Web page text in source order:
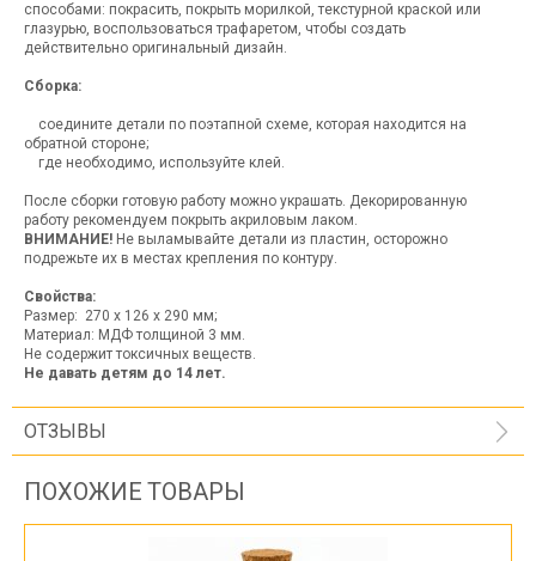
способами: покрасить, покрыть морилкой, текстурной краской или
глазурью, воспользоваться трафаретом, чтобы создать
действительно оригинальный дизайн.
Сборка:
соедините детали по поэтапной схеме, которая находится на
обратной стороне;
где необходимо, используйте клей.
После сборки готовую работу можно украшать. Декорированную
работу рекомендуем покрыть акриловым лаком.
ВНИМАНИЕ! Не выламывайте детали из пластин, осторожно
подрежьте их в местах крепления по контуру.
Свойства:
Размер: 270 х 126 х 290 мм;
Материал: МДФ толщиной 3 мм.
Не содержит токсичных веществ.
Не давать детям до 14 лет.
ОТЗЫВЫ
ПОХОЖИЕ ТОВАРЫ